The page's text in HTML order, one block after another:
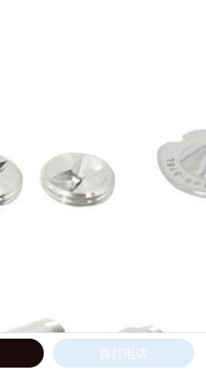
拨打电话